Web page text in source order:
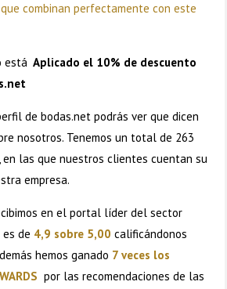
combinan perfectamente con este
está Aplicado el 10% de descuento
de bodas.net podrás ver que dicen
nosotros. Tenemos un total de 263
en las que nuestros clientes cuentan su
empresa.
en el portal líder del sector
de 4,9 sobre 5,00 calificándonos
hemos ganado 7 veces los
por las recomendaciones de las